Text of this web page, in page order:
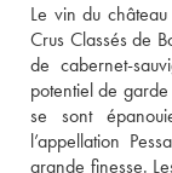
Le vin du
Crus Classés de
de cabernet-
potentiel de
se sont
l’appellation
grande finesse.